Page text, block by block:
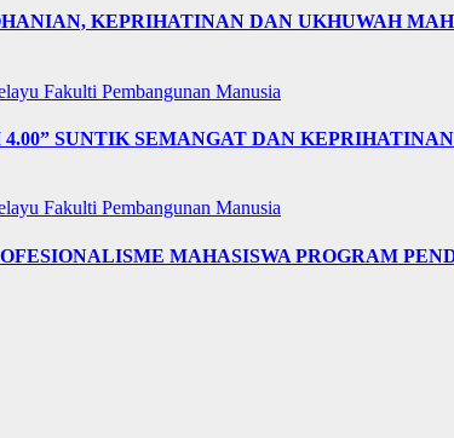
KEPRIHATINAN DAN UKHUWAH
Fakulti Pembangunan Manusia
SUNTIK SEMANGAT DAN
Fakulti Pembangunan Manusia
MAHASISWA PROGRAM